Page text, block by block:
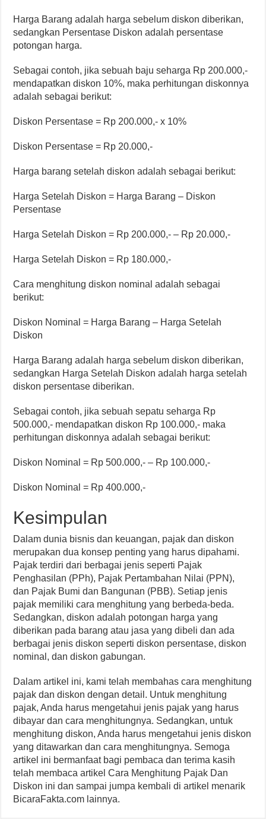
Harga Barang adalah harga sebelum diskon diberikan,
sedangkan Persentase Diskon adalah persentase
potongan harga.
Sebagai contoh, jika sebuah baju seharga Rp 200.000,-
mendapatkan diskon 10%, maka perhitungan diskonnya
adalah sebagai berikut:
Diskon Persentase = Rp 200.000,- x 10%
Diskon Persentase = Rp 20.000,-
Harga barang setelah diskon adalah sebagai berikut:
Harga Setelah Diskon = Harga Barang – Diskon
Persentase
Harga Setelah Diskon = Rp 200.000,- – Rp 20.000,-
Harga Setelah Diskon = Rp 180.000,-
Cara menghitung diskon nominal adalah sebagai
berikut:
Diskon Nominal = Harga Barang – Harga Setelah
Diskon
Harga Barang adalah harga sebelum diskon diberikan,
sedangkan Harga Setelah Diskon adalah harga setelah
diskon persentase diberikan.
Sebagai contoh, jika sebuah sepatu seharga Rp
500.000,- mendapatkan diskon Rp 100.000,- maka
perhitungan diskonnya adalah sebagai berikut:
Diskon Nominal = Rp 500.000,- – Rp 100.000,-
Diskon Nominal = Rp 400.000,-
Kesimpulan
Dalam dunia bisnis dan keuangan, pajak dan diskon
merupakan dua konsep penting yang harus dipahami.
Pajak terdiri dari berbagai jenis seperti Pajak
Penghasilan (PPh), Pajak Pertambahan Nilai (PPN),
dan Pajak Bumi dan Bangunan (PBB). Setiap jenis
pajak memiliki cara menghitung yang berbeda-beda.
Sedangkan, diskon adalah potongan harga yang
diberikan pada barang atau jasa yang dibeli dan ada
berbagai jenis diskon seperti diskon persentase, diskon
nominal, dan diskon gabungan.
Dalam artikel ini, kami telah membahas cara menghitung
pajak dan diskon dengan detail. Untuk menghitung
pajak, Anda harus mengetahui jenis pajak yang harus
dibayar dan cara menghitungnya. Sedangkan, untuk
menghitung diskon, Anda harus mengetahui jenis diskon
yang ditawarkan dan cara menghitungnya. Semoga
artikel ini bermanfaat bagi pembaca dan terima kasih
telah membaca artikel Cara Menghitung Pajak Dan
Diskon ini dan sampai jumpa kembali di artikel menarik
BicaraFakta.com lainnya.